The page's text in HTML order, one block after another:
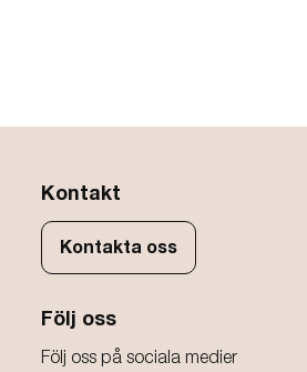
Kontakt
Kontakta oss
Följ oss
Följ oss på sociala medier